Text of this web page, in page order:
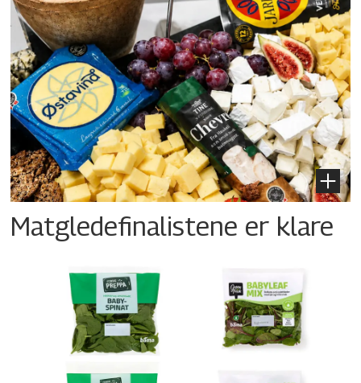
Matgledefinalistene er klare